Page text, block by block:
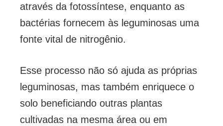
através da fotossíntese, enquanto as
bactérias fornecem às leguminosas uma
fonte vital de nitrogênio.
Esse processo não só ajuda as próprias
leguminosas, mas também enriquece o
solo beneficiando outras plantas
cultivadas na mesma área ou em